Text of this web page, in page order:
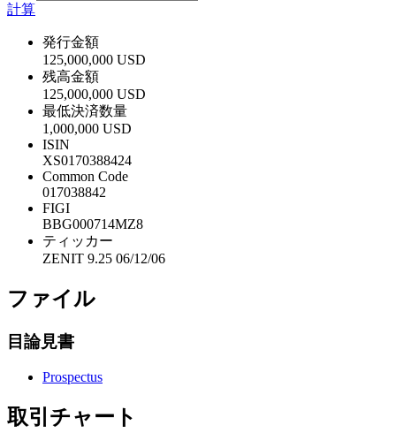
計算
発行金額
125,000,000 USD
残高金額
125,000,000 USD
最低決済数量
1,000,000 USD
ISIN
XS0170388424
Common Code
017038842
FIGI
BBG000714MZ8
ティッカー
ZENIT 9.25 06/12/06
ファイル
目論見書
Prospectus
取引チャート